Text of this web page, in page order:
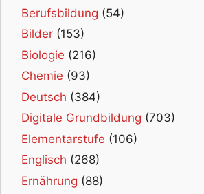
Berufsbildung (54)
Bilder (153)
Biologie (216)
Chemie (93)
Deutsch (384)
Digitale Grundbildung (703)
Elementarstufe (106)
Englisch (268)
Ernährung (88)